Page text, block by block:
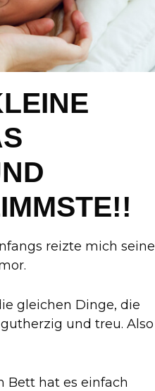
reizte mich seine
gleichen Dinge, die
und treu. Also
Bett hat es einfach